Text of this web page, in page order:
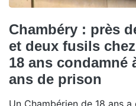
Chambéry : près
et deux fusils
18 ans condamné
ans de prison
Un Chambérien de 18 ans